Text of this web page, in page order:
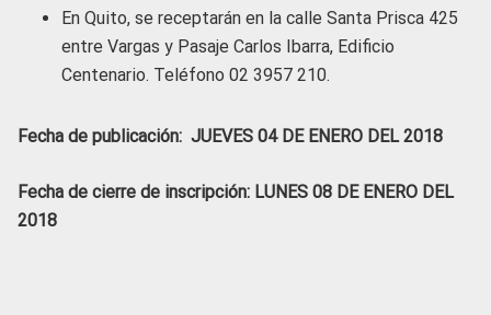
En Quito, se receptarán en la calle Santa Prisca 425
entre Vargas y Pasaje Carlos Ibarra, Edificio
Centenario. Teléfono 02 3957 210.
Fecha de publicación: JUEVES 04 DE ENERO DEL 2018
Fecha de cierre de inscripción: LUNES 08 DE ENERO DEL
2018